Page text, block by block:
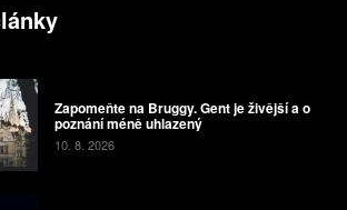
Zapomeňte na Bruggy. Gent je živější a o
poznání méně uhlazený
10. 8. 2026